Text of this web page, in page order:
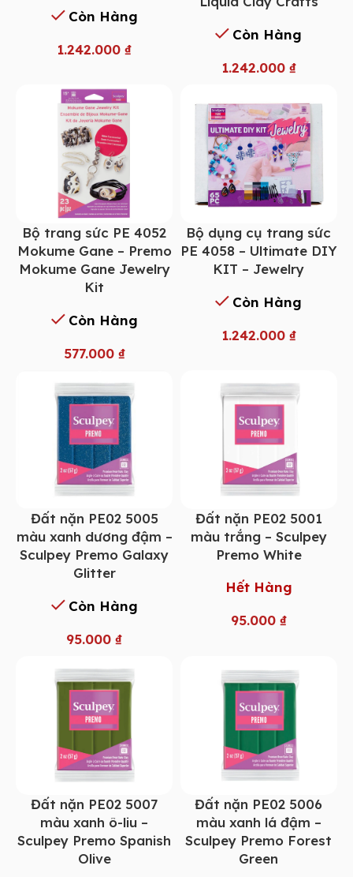
Còn Hàng
1.242.000 ₫
Còn Hàng
1.242.000 ₫
Bộ trang sức PE 4052
Mokume Gane – Premo
Mokume Gane Jewelry
Kit
Còn Hàng
577.000 ₫
Bộ dụng cụ trang sức
PE 4058 – Ultimate DIY
KIT – Jewelry
Còn Hàng
1.242.000 ₫
Đất nặn PE02 5005
màu xanh dương đậm –
Sculpey Premo Galaxy
Glitter
Còn Hàng
95.000 ₫
Đất nặn PE02 5001
màu trắng – Sculpey
Premo White
Hết Hàng
95.000 ₫
Đất nặn PE02 5007
màu xanh ô-liu –
Sculpey Premo Spanish
Olive
Đất nặn PE02 5006
màu xanh lá đậm –
Sculpey Premo Forest
Green